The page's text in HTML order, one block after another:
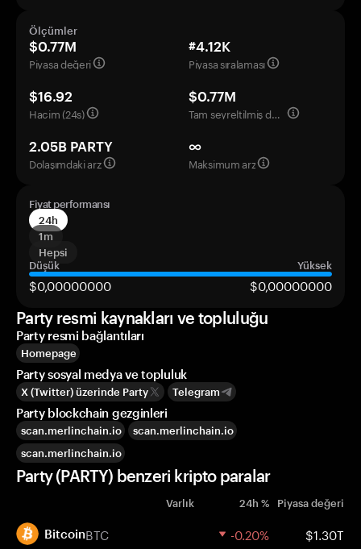
Ölçümler
$0.77M
Piyasa değeri
#4.12K
Piyasa sıralaması
$16.92
Hacim (24s)
$0.77M
Tam seyreltilmiş değerleme
2.05B PARTY
Dolaşımdaki arz
∞
Maksimum arz
Fiyat performansı
24h
1m
Hepsi
Düşük
Yüksek
$0,00000000
$0,00000000
Party resmi kaynakları ve topluluğu
Party resmi bağlantıları
Homepage
Party sosyal medya ve topluluk
X (Twitter) üzerinde Party Telegram
Party blockchain gezginleri
scan.merlinchain.io
scan.merlinchain.io
scan.merlinchain.io
Party (PARTY) benzeri kripto paralar
Varlık 24h % Piyasa değeri
BitcoinBTC -0.20% $1.30T